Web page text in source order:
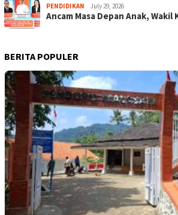
PENDIDIKAN July 29, 2026
Ancam Masa Depan Anak,
BERITA POPULER